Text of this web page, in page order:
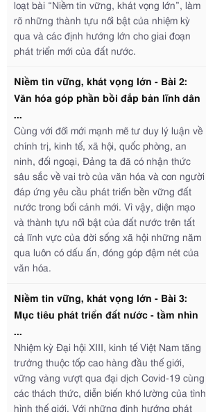
loạt bài “Niềm tin vững, khát vọng lớn”, làm
rõ những thành tựu nổi bật của nhiệm kỳ
qua và các định hướng lớn cho giai đoạn
phát triển mới của đất nước.
Niềm tin vững, khát vọng lớn - Bài 2:
Văn hóa góp phần bồi đắp bản lĩnh dân
...
Cùng với đổi mới mạnh mẽ tư duy lý luận về
chính trị, kinh tế, xã hội, quốc phòng, an
ninh, đối ngoại, Đảng ta đã có nhận thức
sâu sắc về vai trò của văn hóa và con người
đáp ứng yêu cầu phát triển bền vững đất
nước trong bối cảnh mới. Vì vậy, diện mạo
và thành tựu nổi bật của đất nước trên tất
cả lĩnh vực của đời sống xã hội những năm
qua luôn có dấu ấn, đóng góp đậm nét của
văn hóa.
Niềm tin vững, khát vọng lớn - Bài 3:
Mục tiêu phát triển đất nước - tầm nhìn
...
Nhiệm kỳ Đại hội XIII, kinh tế Việt Nam tăng
trưởng thuộc tốp cao hàng đầu thế giới,
vững vàng vượt qua đại dịch Covid-19 cùng
các thách thức, diễn biến khó lường của tình
hình thế giới. Với những định hướng phát